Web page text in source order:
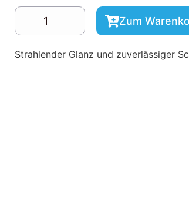
Zum
Strahlender Glanz und zuverlässiger